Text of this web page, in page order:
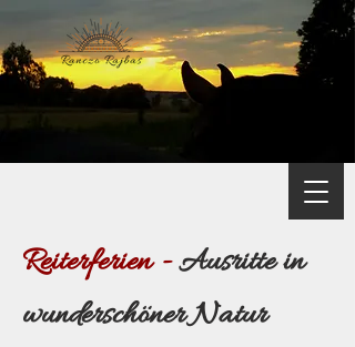
Reiterferien -Ausritte in
wunderschöner Natur